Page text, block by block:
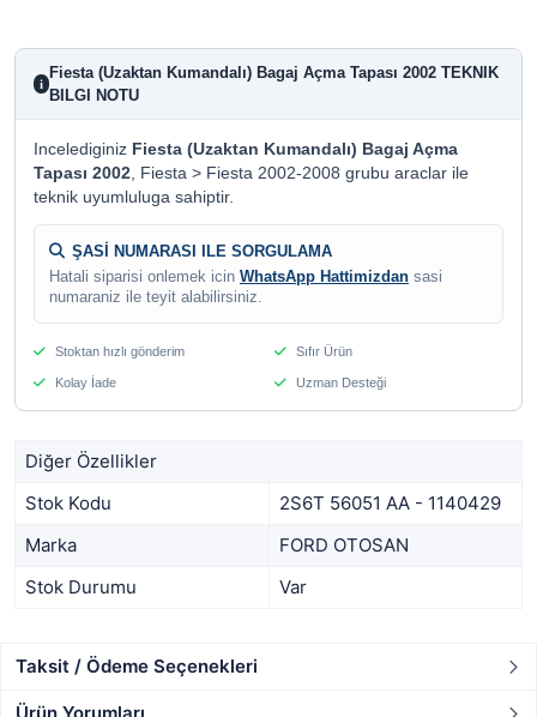
i
Fiesta (Uzaktan Kumandalı) Bagaj Açma Tapası 2002 TEKNIK
BILGI NOTU
Incelediginiz Fiesta (Uzaktan Kumandalı) Bagaj Açma
Tapası 2002, Fiesta > Fiesta 2002-2008 grubu araclar ile
teknik uyumluluga sahiptir.
ŞASİ NUMARASI ILE SORGULAMA
Hatali siparisi onlemek icin WhatsApp Hattimizdan sasi
numaraniz ile teyit alabilirsiniz.
Stoktan hızlı gönderim Sıfır Ürün
Kolay İade Uzman Desteği
Diğer Özellikler
Stok Kodu
2S6T 56051 AA - 1140429
Marka
FORD OTOSAN
Stok Durumu
Var
Taksit / Ödeme Seçenekleri